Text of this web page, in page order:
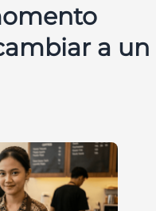
a un